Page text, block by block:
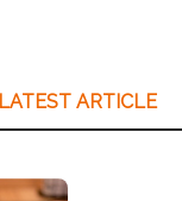
LATEST ARTICLE